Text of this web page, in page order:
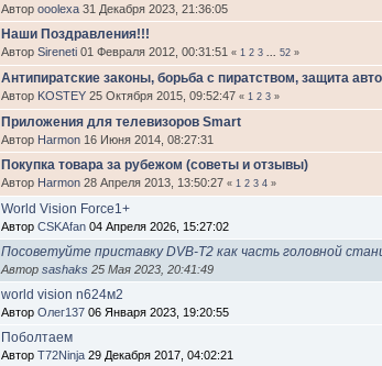
Авторooolexa 31 Декабря 2023, 21:36:05
Наши Поздравления!!!
АвторSireneti 01 Февраля 2012, 00:31:51« 1 2 3 ...52 »
Антипиратские законы, борьба с пиратством, защита
Автор KOSTEY 25 Октября 2015, 09:52:47« 1 2 3 »
Приложения для телевизоров Smart
Автор Harmon 16 Июня 2014, 08:27:31
Покупка товара за рубежом (советы и отзывы)
Автор Harmon 28 Апреля 2013, 13:50:27« 1 2 3 4 »
World Vision Force1+
АвторCSKAfan 04 Апреля 2026, 15:27:02
Посоветуйте приставку DVB-T2 как часть головной
Авторsashaks 25 Мая 2023, 20:41:49
world vision n624м2
АвторОлег137 06 Января 2023, 19:20:55
Поболтаем
АвторT72Ninja 29 Декабря 2017, 04:02:21